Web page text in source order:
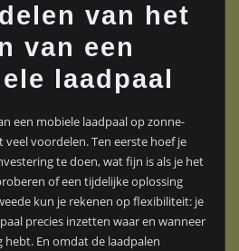
van het
van een
laadpaal
een mobiele laadpaal op zonne-
veel voordelen. Ten eerste hoef je
te doen, wat fijn is als je het
of een tijdelijke oplossing
kun je rekenen op flexibiliteit: je
precies inzetten waar en wanneer
hebt. En omdat de laadpalen